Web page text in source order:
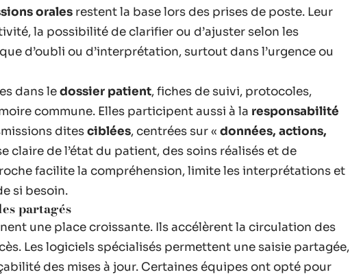
orales restent la base lors des prises de poste. Leur
la possibilité de clarifier ou d’ajuster selon les
d’oubli ou d’interprétation, surtout dans l’urgence ou
dans ledossier patient, fiches de suivi, protocoles,
commune. Elles participent aussi à la responsabilité
ditesciblées, centrées sur « données, actions,
claire de l’état du patient, des soins réalisés et de
facilite la compréhension, limite les interprétations et
si besoin.
partagés
une place croissante. Ils accélèrent la circulation des
Les logiciels spécialisés permettent une saisie partagée,
des mises à jour. Certaines équipes ont opté pour